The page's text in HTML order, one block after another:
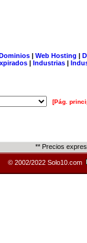
| Web Hosting |
| Industrias |
[Pág.
** Precios
© 2002/2022 Solo10.com